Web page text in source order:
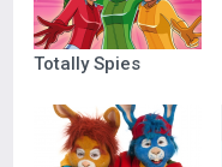
Totally Spies